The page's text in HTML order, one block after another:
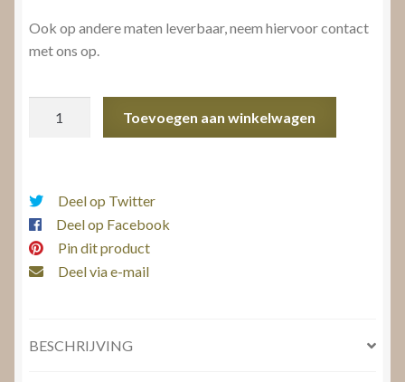
Ook op andere maten leverbaar, neem hiervoor contact
met ons op.
Toevoegen aan winkelwagen
Deel op Twitter
Deel op Facebook
Pin dit product
Deel via e-mail
BESCHRIJVING